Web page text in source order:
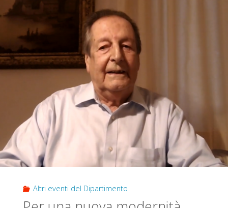
AUTORITÀ!
DOVE
VANNO
DEMOCRAZIE
EUROPEE?"
Altri eventi del Dipartimento